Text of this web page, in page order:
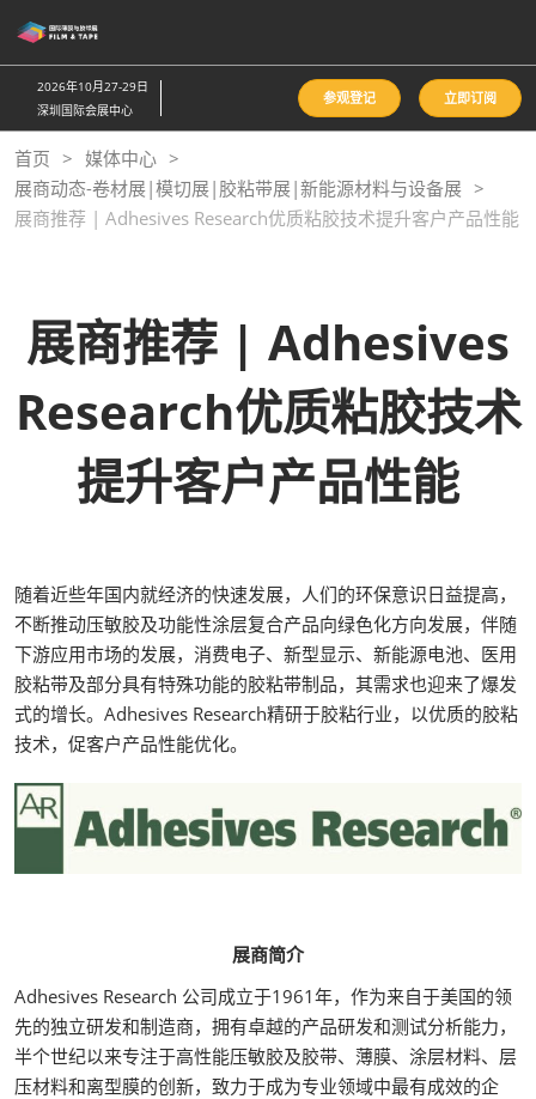
接
跳
至
内
容
2026年10月27-29日
深圳国际会展中心
参观登记 立即订阅
首页
媒体中心
展商动态-卷材展|模切展|胶粘带展|新能源材料与设备展
展商推荐 | Adhesives Research优质粘胶技术提升客户产品性能
展商推荐 | Adhesives
Research优质粘胶技术
提升客户产品性能
随着近些年国内就经济的快速发展，人们的环保意识日益提高，
不断推动压敏胶及功能性涂层复合产品向绿色化方向发展，伴随
下游应用市场的发展，消费电子、新型显示、新能源电池、医用
胶粘带及部分具有特殊功能的胶粘带制品，其需求也迎来了爆发
式的增长。Adhesives Research精研于胶粘行业，以优质的胶粘
技术，促客户产品性能优化。
展商简介
Adhesives Research 公司成立于1961年，作为来自于美国的领
先的独立研发和制造商，拥有卓越的产品研发和测试分析能力，
半个世纪以来专注于高性能压敏胶及胶带、薄膜、涂层材料、层
压材料和离型膜的创新，致力于成为专业领域中最有成效的企